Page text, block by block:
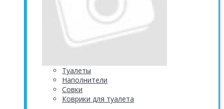
Туалеты
Наполнители
Совки
Коврики для туалета